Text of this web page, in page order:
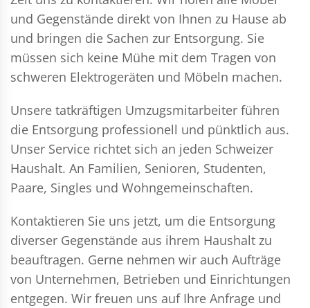
und Gegenstände direkt von Ihnen zu Hause ab
und bringen die Sachen zur Entsorgung. Sie
müssen sich keine Mühe mit dem Tragen von
schweren Elektrogeräten und Möbeln machen.
Unsere tatkräftigen Umzugsmitarbeiter führen
die Entsorgung professionell und pünktlich aus.
Unser Service richtet sich an jeden Schweizer
Haushalt. An Familien, Senioren, Studenten,
Paare, Singles und Wohngemeinschaften.
Kontaktieren Sie uns jetzt, um die Entsorgung
diverser Gegenstände aus ihrem Haushalt zu
beauftragen. Gerne nehmen wir auch Aufträge
von Unternehmen, Betrieben und Einrichtungen
entgegen. Wir freuen uns auf Ihre Anfrage und